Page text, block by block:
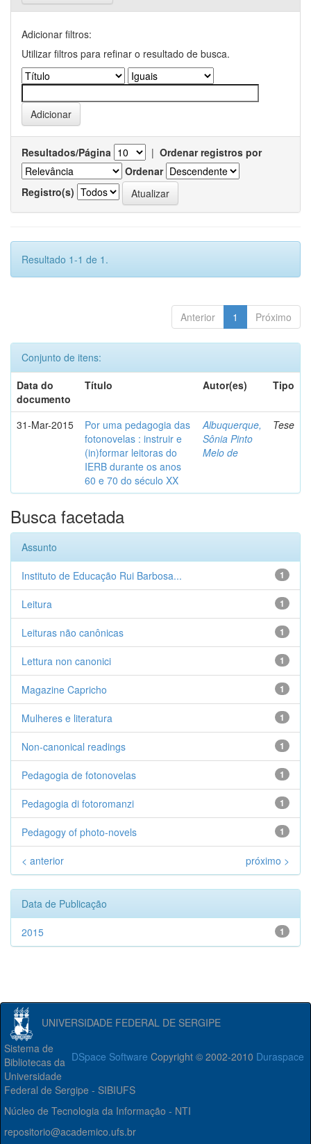
Adicionar filtros:
Utilizar filtros para refinar o resultado de busca.
Resultados/Página | Ordenar registros por
Ordenar
Registro(s)
Resultado 1-1 de 1.
Anterior 1 Próximo
Conjunto de itens:
Data do
documento
Título Autor(es) Tipo
31-Mar-2015
Por uma pedagogia das
fotonovelas : instruir e
(in)formar leitoras do
IERB durante os anos
60 e 70 do século XX
Albuquerque,
Sônia Pinto
Melo de
Tese
Busca facetada
Assunto
1
Instituto de Educação Rui Barbosa...
1
Leitura
1
Leituras não canônicas
1
Lettura non canonici
1
Magazine Capricho
1
Mulheres e literatura
1
Non-canonical readings
1
Pedagogia de fotonovelas
1
Pedagogia di fotoromanzi
1
Pedagogy of photo-novels
< anterior próximo >
Data de Publicação
1
2015
UNIVERSIDADE FEDERAL DE SERGIPE
DSpace Software Copyright © 2002-2010 Duraspace
Sistema de
Bibliotecas da
Universidade
Federal de Sergipe - SIBIUFS
Núcleo de Tecnologia da Informação - NTI
repositorio@academico.ufs.br